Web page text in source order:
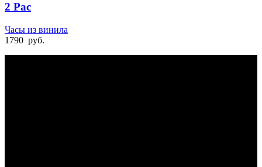
2 Pac
Часы из винила
1790 руб.